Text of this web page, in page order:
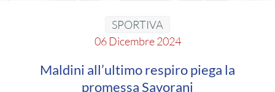
SEZIONI TSN
Ricerca Sezioni
Affiliazioni Registro CONI
SPORTIVA
06 Dicembre 2024
Maldini all’ultimo respiro piega la
promessa Savorani